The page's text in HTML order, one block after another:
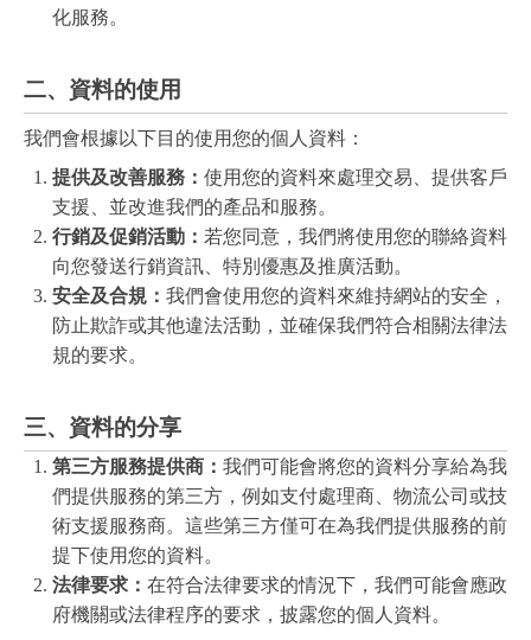
化服務。
二、資料的使用
我們會根據以下目的使用您的個人資料：
提供及改善服務： 使用您的資料來處理交易、提供客戶
支援、並改進我們的產品和服務。
行銷及促銷活動： 若您同意，我們將使用您的聯絡資料
向您發送行銷資訊、特別優惠及推廣活動。
安全及合規： 我們會使用您的資料來維持網站的安全，
防止欺詐或其他違法活動，並確保我們符合相關法律法
規的要求。
三、資料的分享
第三方服務提供商： 我們可能會將您的資料分享給為我
們提供服務的第三方，例如支付處理商、物流公司或技
術支援服務商。這些第三方僅可在為我們提供服務的前
提下使用您的資料。
法律要求： 在符合法律要求的情況下，我們可能會應政
府機關或法律程序的要求，披露您的個人資料。